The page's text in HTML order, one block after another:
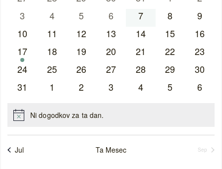
Dogodki
dogodki
dogodki
dogodki
dogodki
dogodki
dogodki
0
dogodki
3
0
dogodki
4
0
dogodki
5
0
dogodki
6
0
dogodki
7
0
dogodki
8
0
9
0
dogodki
10
0
dogodki
11
0
dogodki
12
0
dogodki
13
0
dogodki
14
0
dogodki
15
0
16
1
dogodek
17
0
dogodki
18
0
dogodki
19
0
dogodki
20
0
dogodki
21
0
dogodki
22
0
23
0
dogodki
24
0
dogodki
25
0
dogodki
26
0
dogodki
27
0
dogodki
28
0
dogodki
29
0
30
0
31
0
1
0
2
0
3
0
4
0
5
0
6
NoticeNi dogodkov za ta dan.
Jul Ta Mesec Sep